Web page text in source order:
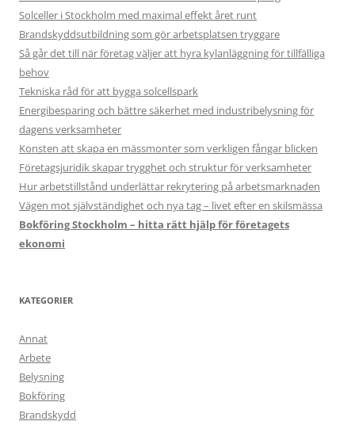
Solceller i Stockholm med maximal effekt året runt
Brandskyddsutbildning som gör arbetsplatsen tryggare
Så går det till när företag väljer att hyra kylanläggning för tillfälliga
behov
Tekniska råd för att bygga solcellspark
Energibesparing och bättre säkerhet med industribelysning för
dagens verksamheter
Konsten att skapa en mässmonter som verkligen fångar blicken
Företagsjuridik skapar trygghet och struktur för verksamheter
Hur arbetstillstånd underlättar rekrytering på arbetsmarknaden
Vägen mot självständighet och nya tag – livet efter en skilsmässa
Bokföring Stockholm – hitta rätt hjälp för företagets
ekonomi
KATEGORIER
Annat
Arbete
Belysning
Bokföring
Brandskydd